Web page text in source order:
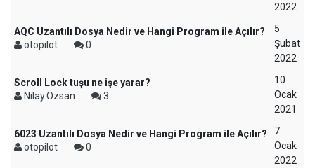
2022
AQC Uzantılı Dosya Nedir ve Hangi Program ile Açılır?
otopilot
0
5
Şubat
2022
Scroll Lock tuşu ne işe yarar?
Nilay.Özsan
3
10
Ocak
2021
6023 Uzantılı Dosya Nedir ve Hangi Program ile Açılır?
otopilot
0
7
Ocak
2022